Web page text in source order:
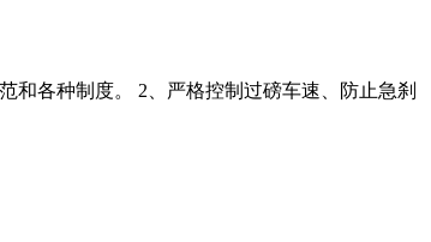
和各种制度。 2、严格控制过磅车速、防止急刹